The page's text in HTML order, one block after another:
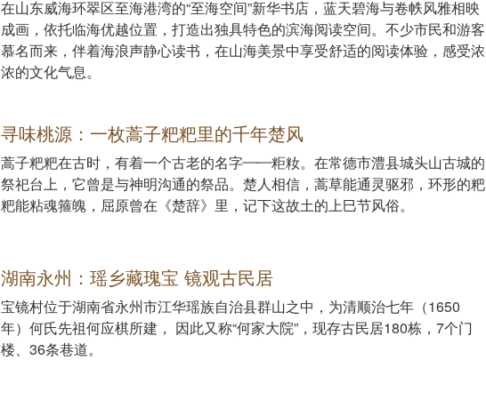
在山东威海环翠区至海港湾的“至海空间”新华书店，蓝天碧海与卷帙风雅相映
成画，依托临海优越位置，打造出独具特色的滨海阅读空间。不少市民和游客
慕名而来，伴着海浪声静心读书，在山海美景中享受舒适的阅读体验，感受浓
浓的文化气息。
寻味桃源：一枚蒿子粑粑里的千年楚风
蒿子粑粑在古时，有着一个古老的名字——粔籹。在常德市澧县城头山古城的
祭祀台上，它曾是与神明沟通的祭品。楚人相信，蒿草能通灵驱邪，环形的粑
粑能粘魂箍魄，屈原曾在《楚辞》里，记下这故土的上巳节风俗。
湖南永州：瑶乡藏瑰宝 镜观古民居
宝镜村位于湖南省永州市江华瑶族自治县群山之中，为清顺治七年（1650
年）何氏先祖何应棋所建， 因此又称“何家大院”，现存古民居180栋，7个门
楼、36条巷道。